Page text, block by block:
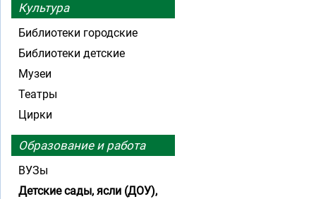
Культура
Библиотеки городские
Библиотеки детские
Музеи
Театры
Цирки
Образование и работа
ВУЗы
Детские сады, ясли (ДОУ),